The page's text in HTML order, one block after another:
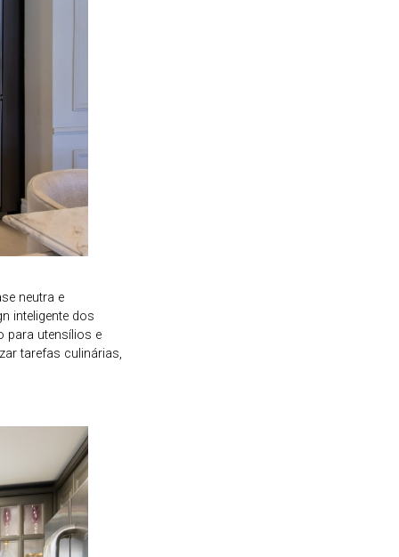
neutra e
inteligente dos
para utensílios e
tarefas culinárias,